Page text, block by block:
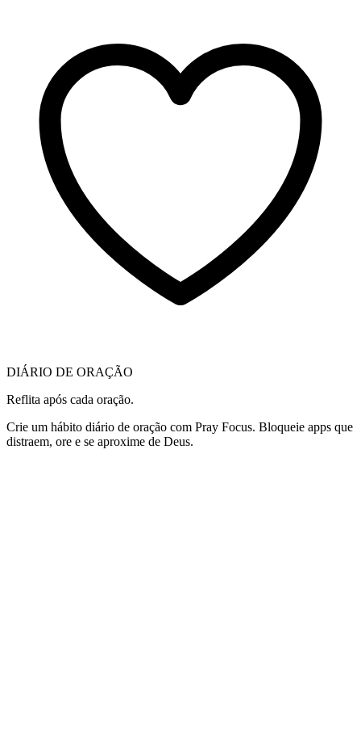
DIÁRIO DE ORAÇÃO
Reflita após cada oração.
Crie um hábito diário de oração com Pray Focus. Bloqueie apps que
distraem, ore e se aproxime de Deus.